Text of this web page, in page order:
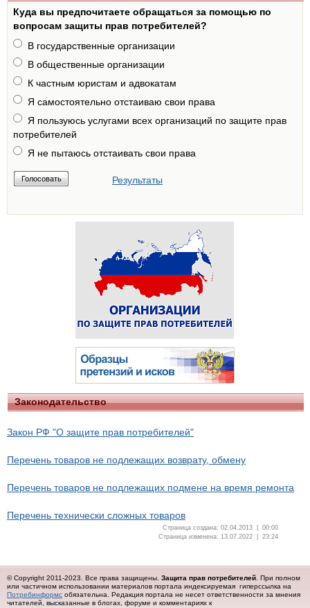
Куда вы предпочитаете обращаться за помощью по
вопросам защиты прав потребителей?
В государственные организации
В общественные организации
К частным юристам и адвокатам
Я самостоятельно отстаиваю свои права
Я пользуюсь услугами всех организаций по защите прав
потребителей
Я не пытаюсь отстаивать свои права
Результаты
Законодательство
Закон РФ "О защите прав потребителей"
Перечень товаров не подлежащих возврату, обмену
Перечень товаров не подлежащих подмене на время ремонта
Перечень технически сложных товаров
Страница создана: 02.04.2013 | 00:00
Страница изменена: 13.07.2022 | 23:24
© Copyright 2011-2023. Все права защищены. Защита прав потребителей . При полном
или частичном использовании материалов портала индексируемая гиперссылка на
Потребинформс обязательна. Редакция портала не несет ответственности за мнения
читателей, высказанные в блогах, форуме и комментариях к